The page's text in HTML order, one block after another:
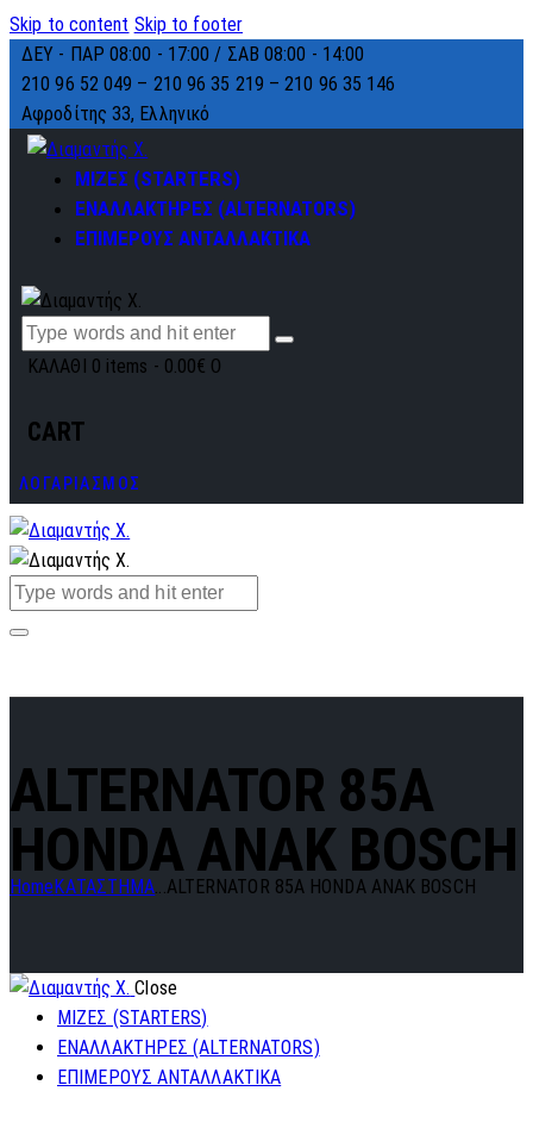
Skip to content Skip to footer
ΔΕΥ - ΠΑΡ 08:00 - 17:00 / ΣΑΒ 08:00 - 14:00
210 96 52 049 – 210 96 35 219 –210 96 35 146
Αφροδίτης 33, Ελληνικό
ΜΙΖΕΣ (STARTERS)
ΕΝΑΛΛΑΚΤΗΡΕΣ (ALTERNATORS)
ΕΠΙΜΕΡΟΥΣ ΑΝΤΑΛΛΑΚΤΙΚΑ
ΚΑΛΑΘΙ 0 items - 0.00€ 0
CART
ΛΟΓΑΡΙΑΣΜΟΣ
ALTERNATOR 85A
HONDA ANAK BOSCH
Home ΚΑΤΑΣΤΗΜΑ...ALTERNATOR 85A HONDA ANAK BOSCH
Close
ΜΙΖΕΣ (STARTERS)
ΕΝΑΛΛΑΚΤΗΡΕΣ (ALTERNATORS)
ΕΠΙΜΕΡΟΥΣ ΑΝΤΑΛΛΑΚΤΙΚΑ